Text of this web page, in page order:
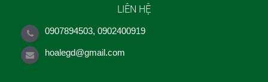
LIÊN HỆ
0907894503, 0902400919
hoalegd@gmail.com